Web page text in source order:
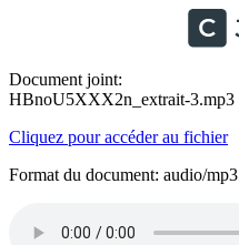
Document joint:
HBnoU5XXX2n_extrait-3.mp3
Cliquez pour accéder au fichier
Format du document: audio/mp3